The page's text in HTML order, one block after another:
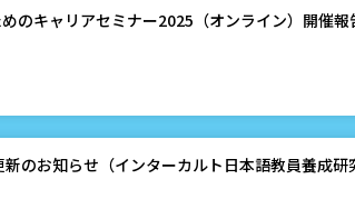
のキャリアセミナー2025（オンライン）開催報
のお知らせ（インターカルト日本語教員養成研